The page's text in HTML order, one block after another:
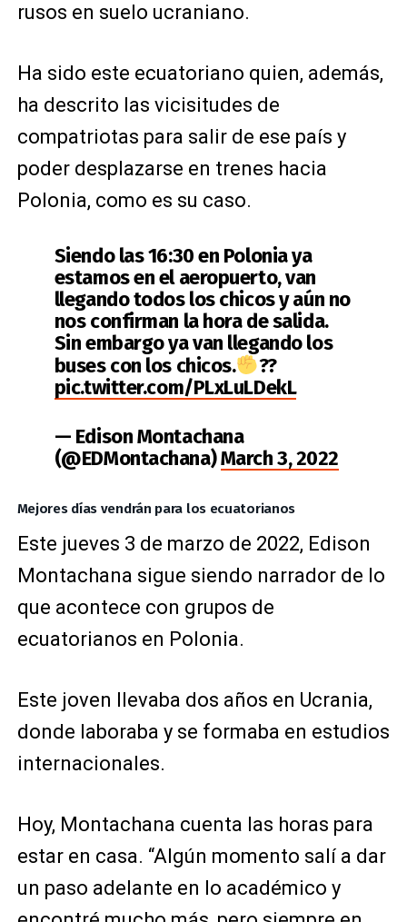
rusos en suelo ucraniano.
Ha sido este ecuatoriano quien, además,
ha descrito las vicisitudes de
compatriotas para salir de ese país y
poder desplazarse en trenes hacia
Polonia, como es su caso.
Siendo las 16:30 en Polonia ya
estamos en el aeropuerto, van
llegando todos los chicos y aún no
nos confirman la hora de salida.
Sin embargo ya van llegando los
buses con los chicos.
??
pic.twitter.com/PLxLuLDekL
— Edison Montachana
(@EDMontachana)March 3, 2022
Mejores días vendrán para los ecuatorianos
Este jueves 3 de marzo de 2022, Edison
Montachana sigue siendo narrador de lo
que acontece con grupos de
ecuatorianos en Polonia.
Este joven llevaba dos años en Ucrania,
donde laboraba y se formaba en estudios
internacionales.
Hoy, Montachana cuenta las horas para
estar en casa. “Algún momento salí a dar
un paso adelante en lo académico y